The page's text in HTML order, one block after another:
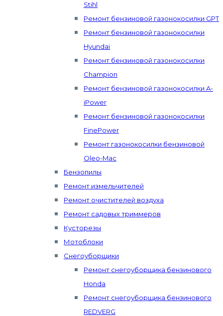
Stihl
Ремонт бензиновой газонокосилки GPT
Ремонт бензиновой газонокосилки
Hyundai
Ремонт бензиновой газонокосилки
Champion
Ремонт бензиновой газонокосилки A-
iPower
Ремонт бензиновой газонокосилки
FinePower
Ремонт газонокосилки бензиновой
Oleo-Mac
Бензопилы
Ремонт измельчителей
Ремонт очистителей воздуха
Ремонт садовых триммеров
Кусторезы
Мотоблоки
Снегоуборщики
Ремонт снегоуборщика бензинового
Honda
Ремонт снегоуборщика бензинового
REDVERG